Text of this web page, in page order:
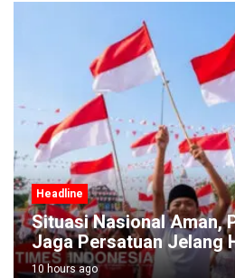
Headline
Situasi Nasional Aman,
Jaga Persatuan Jelang
10 hours ago